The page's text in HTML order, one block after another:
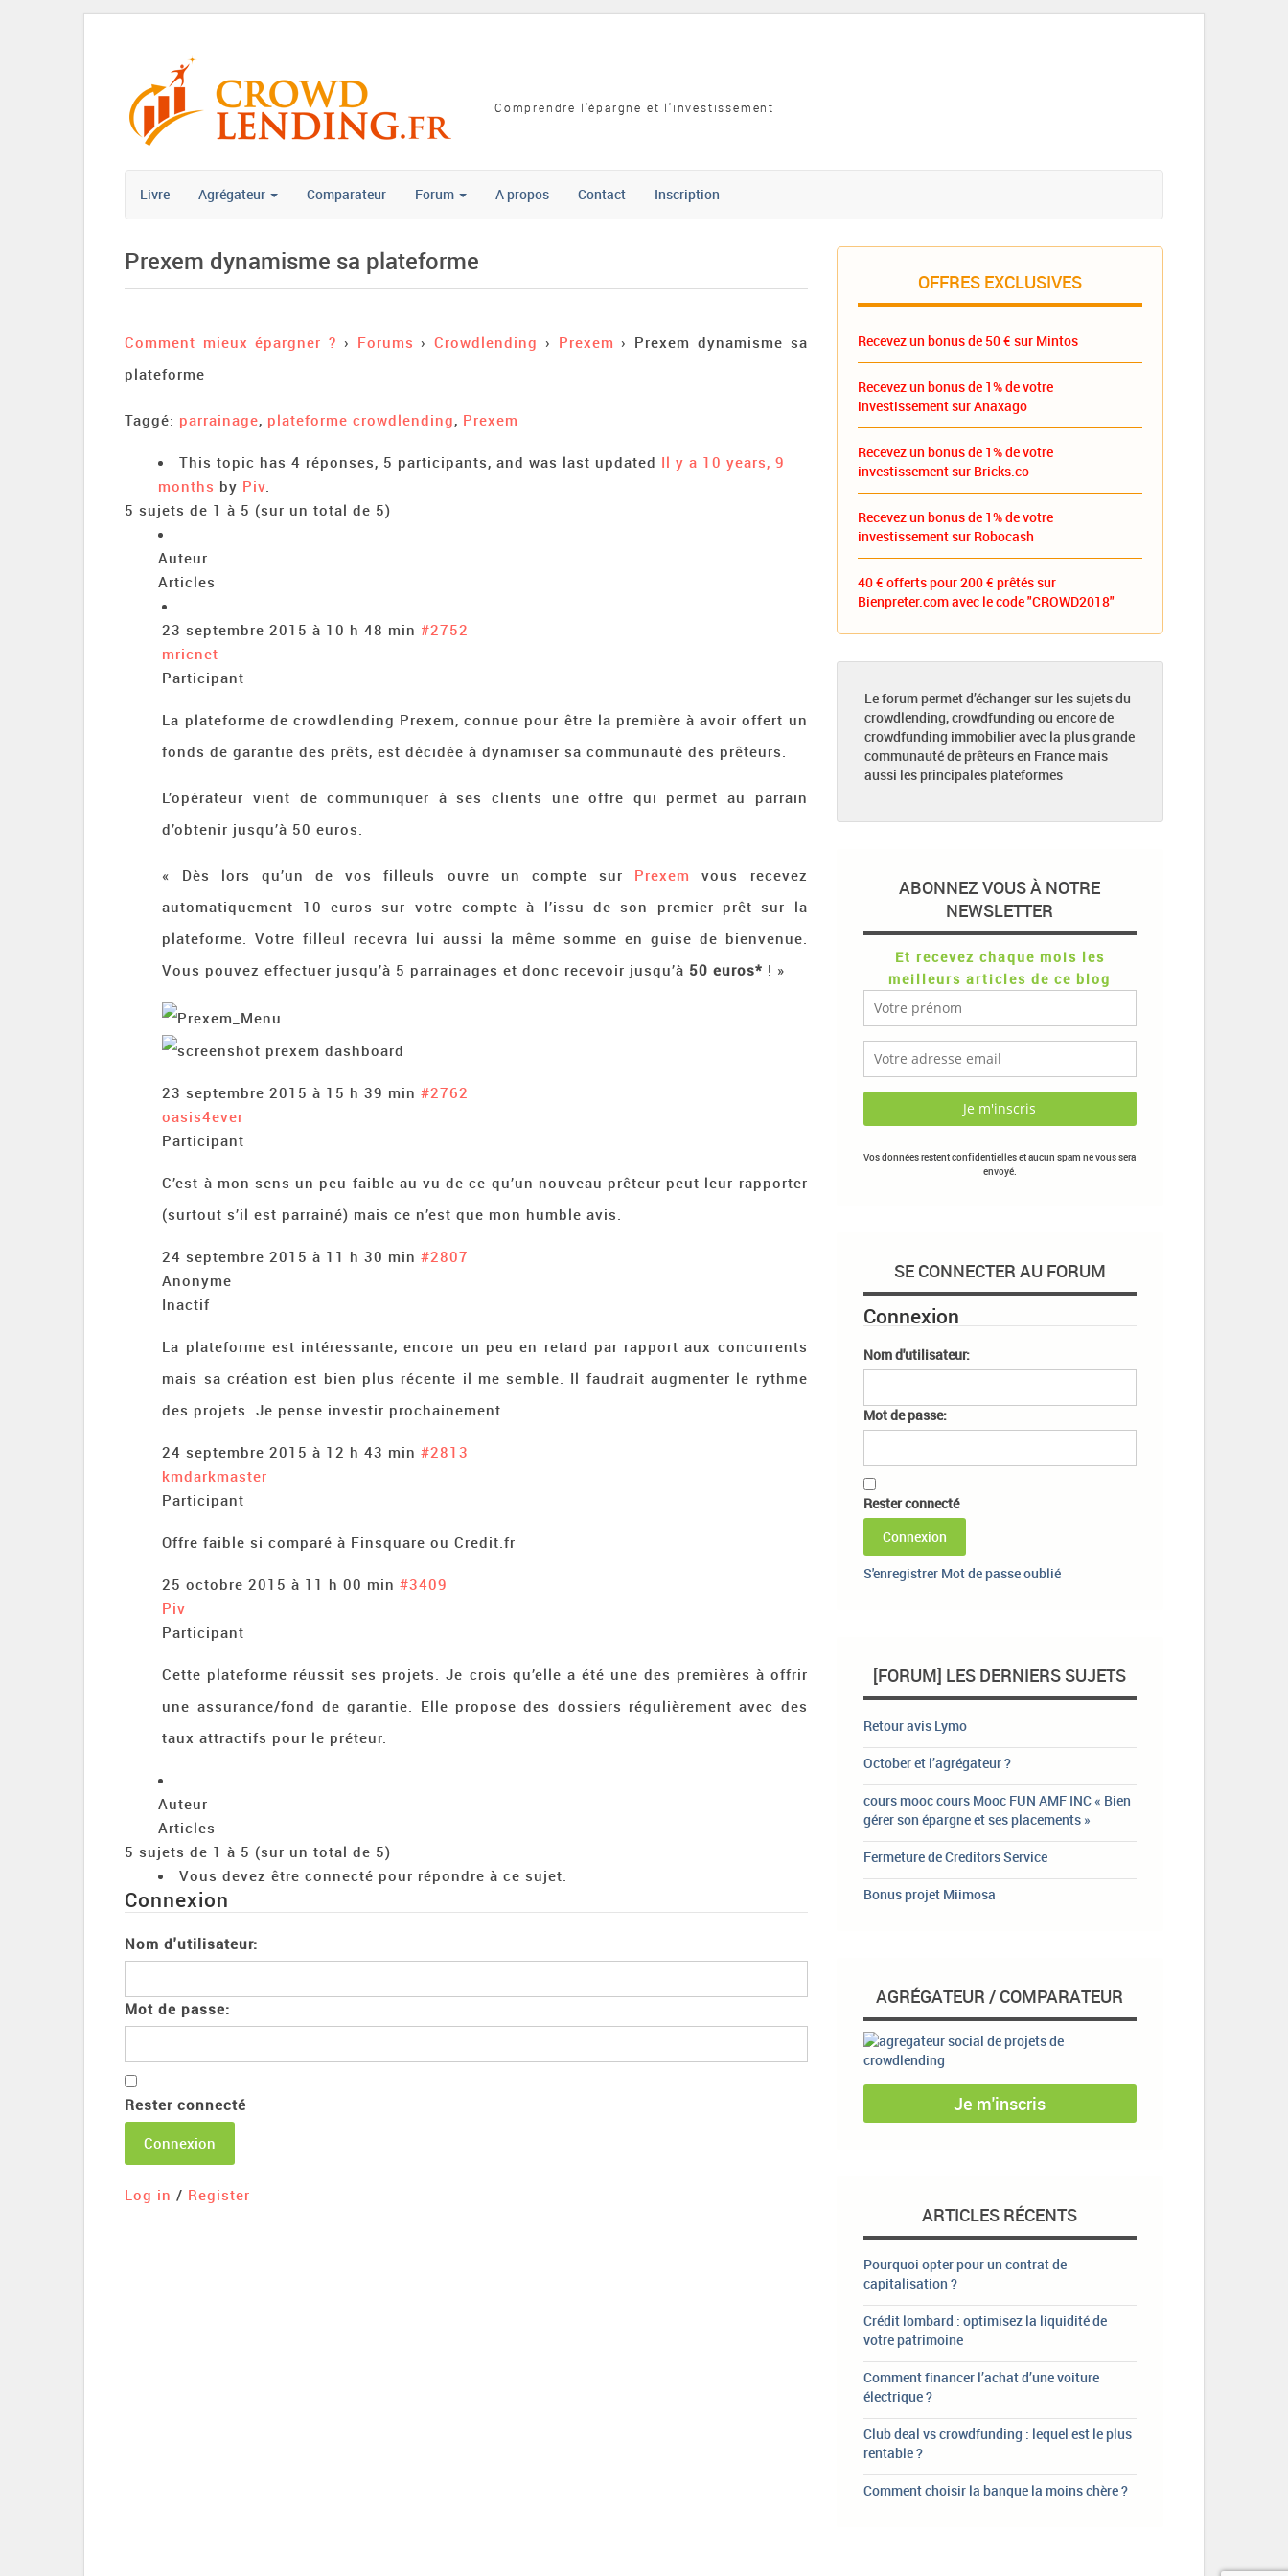
Comprendre l'épargne et l'investissement
Livre Agrégateur Comparateur Forum A propos Contact Inscription
Prexem dynamisme sa plateforme
Comment mieux épargner ? › Forums › Crowdlending › Prexem › Prexem dynamisme sa
plateforme
Taggé: parrainage, plateforme crowdlending, Prexem
This topic has 4 réponses, 5 participants, and was last updated Il y a 10 years, 9
months by Piv.
5 sujets de 1 à 5 (sur un total de 5)
Auteur
Articles
23 septembre 2015 à 10 h 48 min #2752
mricnet
Participant
La plateforme de crowdlending Prexem, connue pour être la première à avoir offert un
fonds de garantie des prêts, est décidée à dynamiser sa communauté des prêteurs.
L’opérateur vient de communiquer à ses clients une offre qui permet au parrain
d’obtenir jusqu’à 50 euros.
« Dès lors qu’un de vos filleuls ouvre un compte sur Prexem
vous recevez
automatiquement 10 euros sur votre compte à l’issu de son premier prêt sur la
plateforme. Votre filleul recevra lui aussi la même somme en guise de bienvenue.
Vous pouvez effectuer jusqu’à 5 parrainages et donc recevoir jusqu’à 50 euros* ! »
23 septembre 2015 à 15 h 39 min #2762
oasis4ever
Participant
C’est à mon sens un peu faible au vu de ce qu’un nouveau prêteur peut leur rapporter
(surtout s’il est parrainé) mais ce n’est que mon humble avis.
24 septembre 2015 à 11 h 30 min #2807
Anonyme
Inactif
La plateforme est intéressante, encore un peu en retard par rapport aux concurrents
mais sa création est bien plus récente il me semble. Il faudrait augmenter le rythme
des projets. Je pense investir prochainement
24 septembre 2015 à 12 h 43 min #2813
kmdarkmaster
Participant
Offre faible si comparé à Finsquare ou Credit.fr
25 octobre 2015 à 11 h 00 min #3409
Piv
Participant
Cette plateforme réussit ses projets. Je crois qu’elle a été une des premières à offrir
une assurance/fond de garantie. Elle propose des dossiers régulièrement avec des
taux attractifs pour le préteur.
Auteur
Articles
5 sujets de 1 à 5 (sur un total de 5)
Vous devez être connecté pour répondre à ce sujet.
Connexion
Nom d'utilisateur:
Mot de passe:
Rester connecté
Connexion
Log in / Register
OFFRES EXCLUSIVES
Recevez un bonus de 50 € sur Mintos
Recevez un bonus de 1% de votre
investissement sur Anaxago
Recevez un bonus de 1% de votre
investissement sur Bricks.co
Recevez un bonus de 1% de votre
investissement sur Robocash
40 € offerts pour 200 € prêtés sur
Bienpreter.com avec le code "CROWD2018"
Le forum permet d’échanger sur les sujets du
crowdlending, crowdfunding ou encore de
crowdfunding immobilier avec la plus grande
communauté de prêteurs en France mais
aussi les principales plateformes
ABONNEZ VOUS À NOTRE
NEWSLETTER
Et recevez chaque mois les
meilleurs articles de ce blog
Vos données restent confidentielles et aucun spam ne vous sera
envoyé.
SE CONNECTER AU FORUM
Connexion
Nom d'utilisateur:
Mot de passe:
Rester connecté
Connexion
S'enregistrer Mot de passe oublié
[FORUM] LES DERNIERS SUJETS
Retour avis Lymo
October et l’agrégateur ?
cours mooc cours Mooc FUN AMF INC « Bien
gérer son épargne et ses placements »
Fermeture de Creditors Service
Bonus projet Miimosa
AGRÉGATEUR / COMPARATEUR
Je m'inscris
ARTICLES RÉCENTS
Pourquoi opter pour un contrat de
capitalisation ?
Crédit lombard : optimisez la liquidité de
votre patrimoine
Comment financer l’achat d’une voiture
électrique ?
Club deal vs crowdfunding : lequel est le plus
rentable ?
Comment choisir la banque la moins chère ?